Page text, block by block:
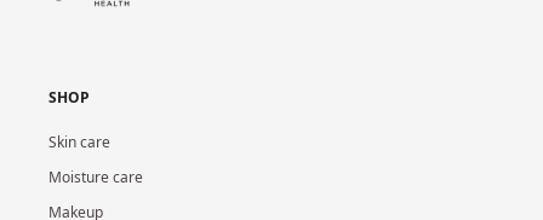
SHOP
Skin care
Moisture care
Makeup